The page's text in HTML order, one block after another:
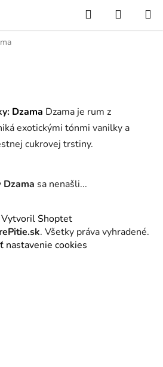
Hľadať
KOŠÍK
Dzama Dzama je rum z
exotickými tónmi vanilky a
cukrovej trstiny.
Dzama sa nenašli...
Vytvoril Shoptet
. Všetky práva vyhradené.
nastavenie cookies